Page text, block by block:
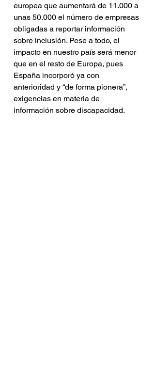
europea que aumentará de 11.000 a
unas 50.000 el número de empresas
obligadas a reportar información
sobre inclusión. Pese a todo, el
impacto en nuestro país será menor
que en el resto de Europa, pues
España incorporó ya con
anterioridad y “de forma pionera”,
exigencias en materia de
información sobre discapacidad.